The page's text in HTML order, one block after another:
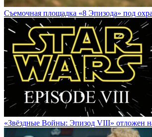
Cъемочная площадка «8 Эпизода» под
«Звёздные Войны: Эпизод VIII» отложен